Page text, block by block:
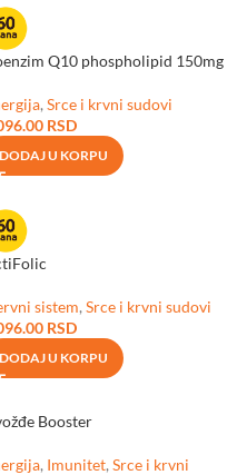
Q10 phospholipid 150mg
, Srce i krvni sudovi
RSD
DODAJ U KORPU
sistem, Srce i krvni sudovi
RSD
DODAJ U KORPU
Booster
, Imunitet, Srce i krvni